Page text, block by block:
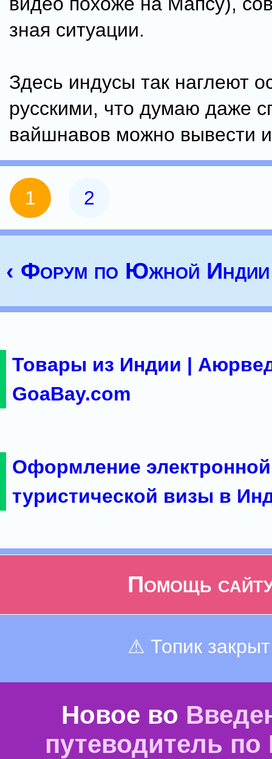
зная ситуации.
Здесь индусы так наглеют
русскими, что думаю даже
вайшнавов можно вывести
1 2
‹ Форум по Южной
Товары из Индии |
GoaBay.com
Оформление электронной
туристической визы в
Помощь
⚠ Топик закрыт
Новое во
путеводитель